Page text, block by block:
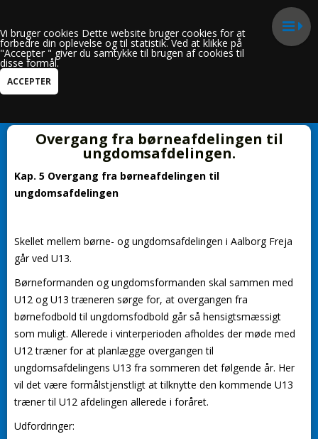
Overgang fra børneafdelingen til
ungdomsafdelingen.
Kap. 5 Overgang fra børneafdelingen til
ungdomsafdelingen
Skellet mellem børne- og ungdomsafdelingen i Aalborg Freja
går ved U13.
Børneformanden og ungdomsformanden skal sammen med
U12 og U13 træneren sørge for, at overgangen fra
børnefodbold til ungdomsfodbold går så hensigtsmæssigt
som muligt. Allerede i vinterperioden afholdes der møde med
U12 træner for at planlægge overgangen til
ungdomsafdelingens U13 fra sommeren det følgende år. Her
vil det være formålstjenstligt at tilknytte den kommende U13
træner til U12 afdelingen allerede i foråret.
Udfordringer:
Vi bruger cookies Dette website bruger cookies for at
forbedre din oplevelse og til statistik. Ved at klikke på
"Accepter " giver du samtykke til brugen af cookies til
disse formål.